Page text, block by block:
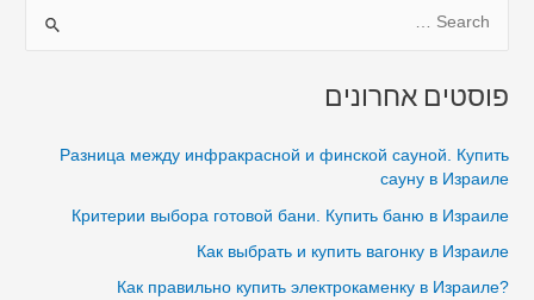
–
ביקיר
בבית
rפוסטים אחרונים
Разница между инфракрасной и финской сауной. Купить
сауну в Израиле
Критерии выбора готовой бани. Купить баню в Израиле
Как выбрать и купить вагонку в Израиле
?Как правильно купить электрокаменку в Израиле